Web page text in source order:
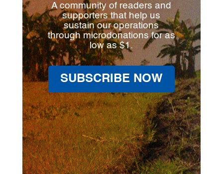
A community of readers and
supporters that help us
sustain our operations
through microdonations for as
low as $1.
SUBSCRIBE NOW